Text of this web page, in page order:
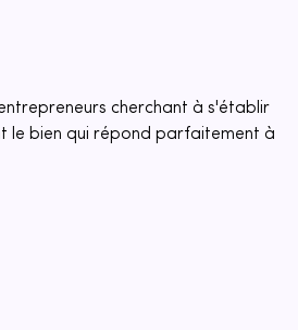
cherchant à s'établir
le bien qui répond parfaitement à